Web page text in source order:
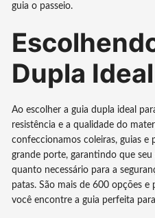
guia o passeio.
Dupla Ideal
Ao escolher a guia dupla ideal
resistência e a qualidade do
confeccionamos coleiras, guias e
grande porte, garantindo que
quanto necessário para a
patas. São mais de 600 opções
você encontre a guia perfeita